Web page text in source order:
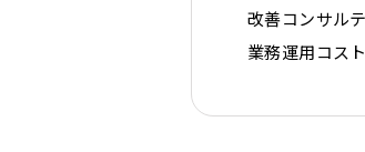
改善コンサル
業務運用コス